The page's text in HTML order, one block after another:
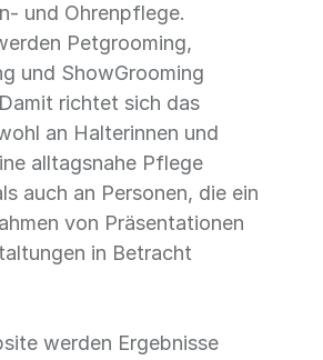
und Ohrenpflege.
Petgrooming,
und ShowGrooming
richtet sich das
an Halterinnen und
alltagsnahe Pflege
auch an Personen, die ein
von Präsentationen
in Betracht
werden Ergebnisse